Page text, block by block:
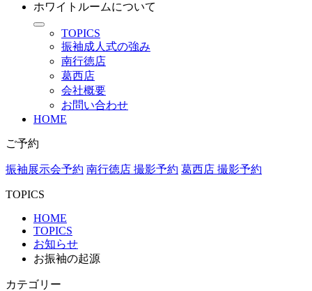
ホワイトルームについて
TOPICS
振袖成人式の強み
南行徳店
葛西店
会社概要
お問い合わせ
HOME
ご予約
振袖展示会予約 南行徳店 撮影予約 葛西店 撮影予約
TOPICS
HOME
TOPICS
お知らせ
お振袖の起源
カテゴリー